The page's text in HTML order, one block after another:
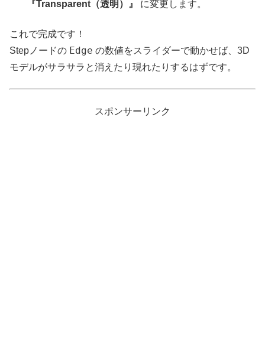
『Transparent（透明）』
に変更します。
これで完成です！
Stepノードの Edge の数値をスライダーで動かせば、3D
モデルがサラサラと消えたり現れたりするはずです。
スポンサーリンク